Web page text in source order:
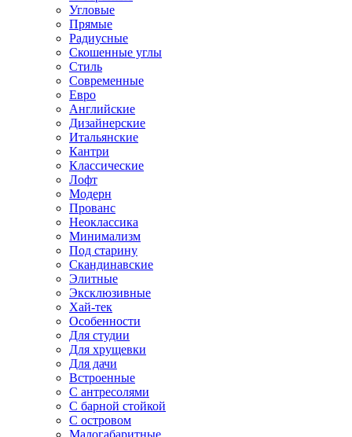
Угловые
Прямые
Радиусные
Скошенные углы
Стиль
Современные
Евро
Английские
Дизайнерские
Итальянские
Кантри
Классические
Лофт
Модерн
Прованс
Неоклассика
Минимализм
Под старину
Скандинавские
Элитные
Эксклюзивные
Хай-тек
Особенности
Для студии
Для хрущевки
Для дачи
Встроенные
С антресолями
С барной стойкой
С островом
Малогабаритные